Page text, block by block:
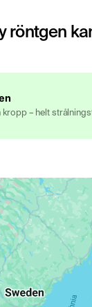
röntgen
kropp – helt